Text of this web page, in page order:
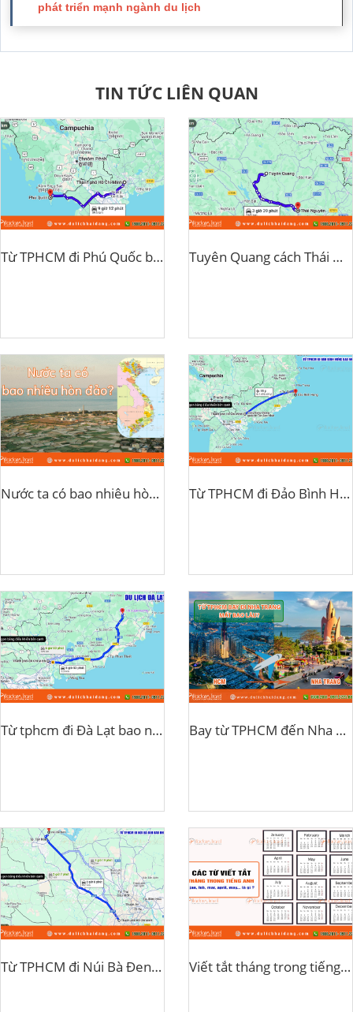
phát triển mạnh ngành du lịch
TIN TỨC LIÊN QUAN
Từ TPHCM đi Phú Quốc bao nhiêu km Tuyên Quang cách Thái Nguyên bao nhiêu km?
Nước ta có bao nhiêu hòn đảo? Từ TPHCM đi Đảo Bình Hưng bao nhiều km
Từ tphcm đi Đà Lạt bao nhiêu km? Bay từ TPHCM đến Nha Trang mất bao lâu?
Từ TPHCM đi Núi Bà Đen bao nhiêu km Viết tắt tháng trong tiếng anh